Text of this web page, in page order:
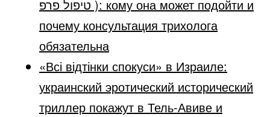
טיפול פרפ ): кому она может подойти и
почему консультация трихолога
обязательна
«Всі відтінки спокуси» в Израиле:
украинский эротический исторический
триллер покажут в Тель-Авиве и